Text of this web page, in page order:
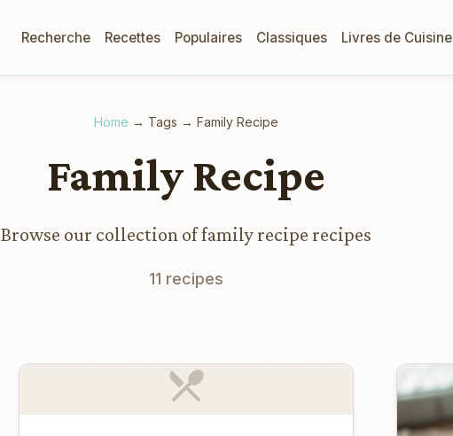
Recherche Recettes Populaires Classiques Livres de Cuisine
Home → Tags → Family Recipe
Family Recipe
Browse our collection of family recipe recipes
11 recipes